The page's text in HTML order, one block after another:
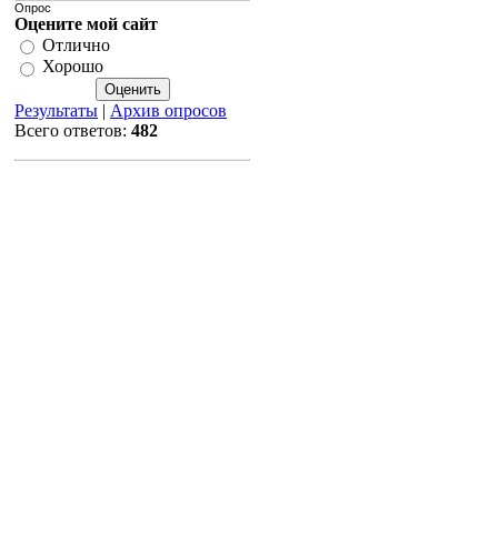
Опрос
Оцените мой сайт
Отлично
Хорошо
Результаты | Архив опросов
Всего ответов: 482